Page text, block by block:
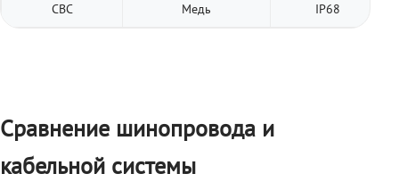
СВС Медь IP68
Сравнение шинопровода и
кабельной системы